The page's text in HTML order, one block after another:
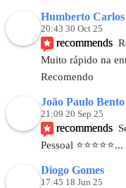
Humberto
20:43 30 Oct 25
recommends
Muito rápido na
Recomendo
João Paulo Bento
21:09 20 Sep 25
recommends
Pessoal ⭐️⭐️⭐️⭐️⭐...
Diogo Gomes
17:45 18 Jun 25